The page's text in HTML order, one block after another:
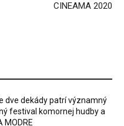
CINEAMA 2020
dve dekády patrí významný
festival komornej hudby a
MODRE